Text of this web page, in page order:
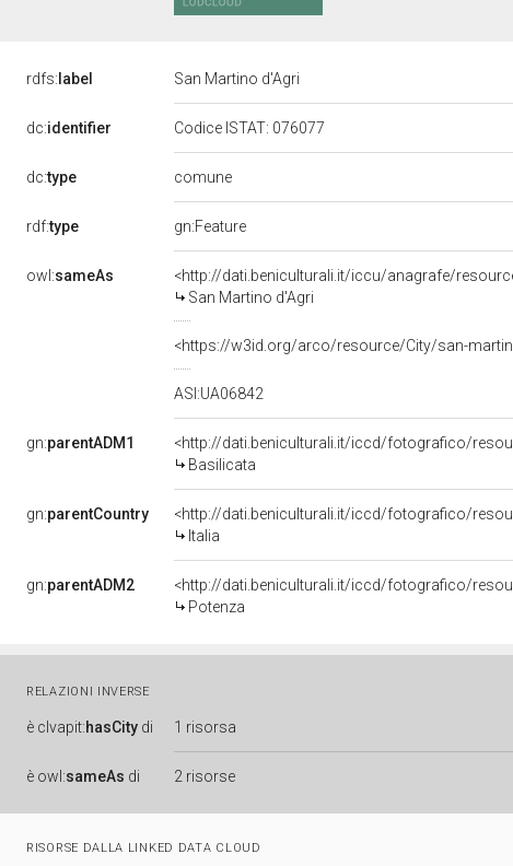
rdfs: label San Martino d'Agri
dc:identifier Codice ISTAT: 076077
dc:type comune
rdf:type gn:Feature
owl:sameAs
<http://dati.beniculturali.it/iccu/anagrafe/
San Martino d'Agri
<https://w3id.org/arco/resource/City/san-
ASI:UA06842
gn:parentADM1
<http://dati.beniculturali.it/iccd/fotografico/
Basilicata
gn:parentCountry
<http://dati.beniculturali.it/iccd/fotografico/
Italia
gn:parentADM2
<http://dati.beniculturali.it/iccd/fotografico/
Potenza
RELAZIONI INVERSE
è clvapit:hasCity di 1 risorsa
è owl:sameAs di 2 risorse
RISORSE DALLA LINKED DATA CLOUD